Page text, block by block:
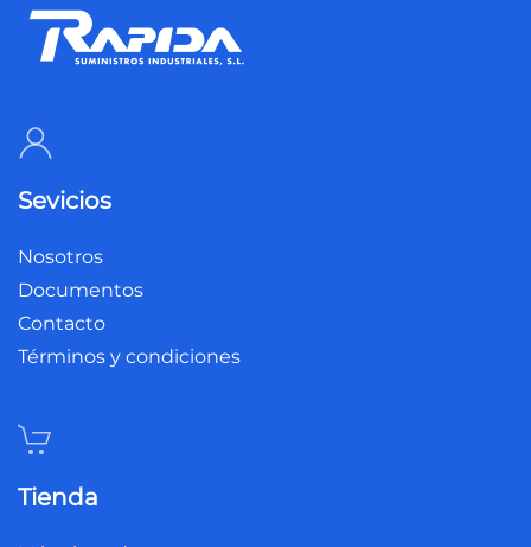
Sevicios
Nosotros
Documentos
Contacto
Términos y condiciones
Tienda